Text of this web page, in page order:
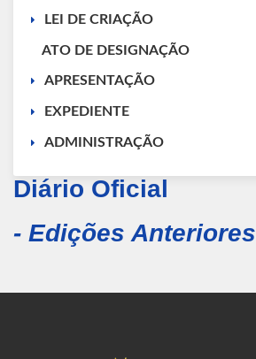
LEI DE CRIAÇÃO
ATO DE DESIGNAÇÃO
APRESENTAÇÃO
EXPEDIENTE
ADMINISTRAÇÃO
Diário Oficial
- Edições Anteriores